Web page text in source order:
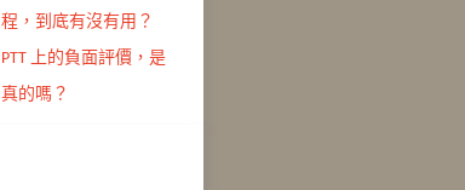
程，到底有沒有用？
PTT 上的負面評價，是
真的嗎？